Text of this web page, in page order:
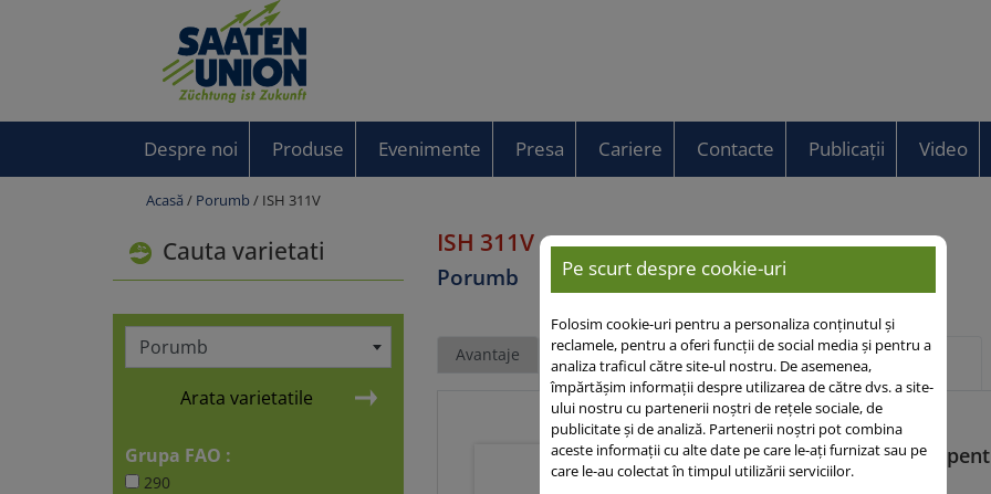
Despre noi Produse Evenimente Presa Cariere Contacte Publicații Video
Acasă / Porumb/ ISH 311V
Cauta varietati
Porumb
Arata varietatile
Grupa FAO :
290
ISH 311V FAO 320
Porumb
Avantaje
Descriere
generală
Mai multe despre acest
subiect
Alegerea numarul 1
Pe scurt despre cookie-uri
Folosim cookie-uri pentru a personaliza conținutul și
reclamele, pentru a oferi funcții de social media și pentru a
analiza traficul către site-ul nostru. De asemenea,
împărtășim informații despre utilizarea de către dvs. a site-
ului nostru cu partenerii noștri de rețele sociale, de
publicitate și de analiză. Partenerii noștri pot combina
aceste informații cu alte date pe care le-ați furnizat sau pe
care le-au colectat în timpul utilizării serviciilor.